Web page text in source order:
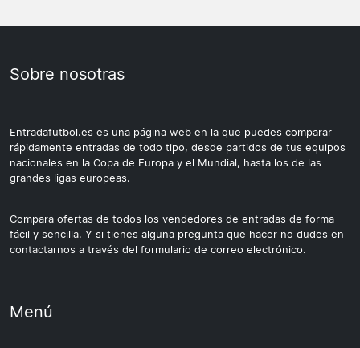
Sobre nosotras
Entradafutbol.es es una página web en la que puedes comparar
rápidamente entradas de todo tipo, desde partidos de tus equipos
nacionales en la Copa de Europa y el Mundial, hasta los de las
grandes ligas europeas.
Compara ofertas de todos los vendedores de entradas de forma
fácil y sencilla. Y si tienes alguna pregunta que hacer no dudes en
contactarnos a través del formulario de correo electrónico.
Menú